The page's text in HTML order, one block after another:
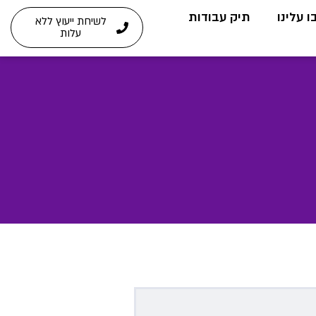
עלינו תיק עבודות
לשיחת ייעוץ ללא
עלות